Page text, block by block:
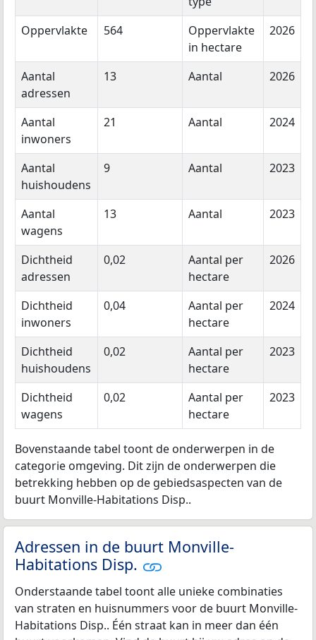
Oppervlakte
564
Oppervlakte
in hectare
2026
Aantal
adressen
13 Aantal 2026
Aantal
inwoners
21 Aantal 2024
Aantal
huishoudens
9 Aantal 2023
Aantal
wagens
13 Aantal 2023
Dichtheid
adressen
0,02
Aantal per
hectare
2026
Dichtheid
inwoners
0,04
Aantal per
hectare
2024
Dichtheid
huishoudens
0,02
Aantal per
hectare
2023
Dichtheid
wagens
0,02
Aantal per
hectare
2023
Bovenstaande tabel toont de onderwerpen in de
categorie omgeving. Dit zijn de onderwerpen die
betrekking hebben op de gebiedsaspecten van de
buurt Monville-Habitations Disp..
Adressen in de buurt Monville-
Habitations Disp.
Onderstaande tabel toont alle unieke combinaties
van straten en huisnummers voor de buurt Monville-
Habitations Disp.. Één straat kan in meer dan één